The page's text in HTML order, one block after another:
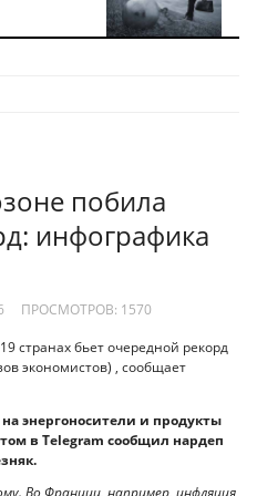
побила
инфографика
ПРОСМОТРОВ: 1570
странах бьет очередной рекорд
экономистов) , сообщает
энергоносители и продукты
в Telegram сообщил нардеп